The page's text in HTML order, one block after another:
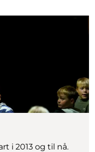
i 2013 og til nå.